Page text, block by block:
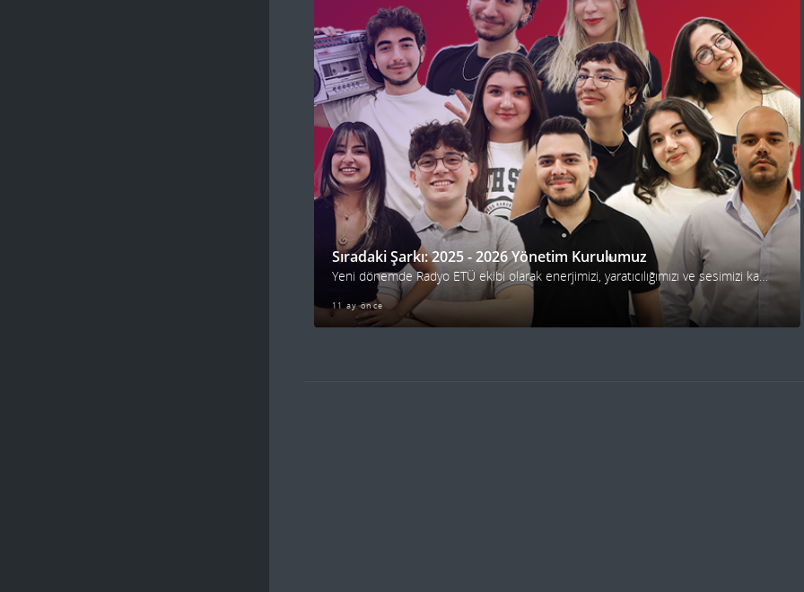
Sıradaki Şarkı: 2025 - 2026 Yönetim Kurulumuz
Yeni dönemde Radyo ETÜ ekibi olarak enerjimizi, yaratıcılığımızı ve sesimizi kampüse taşıyoruz. Radyo yayınları, etkinlikler ve sürpriz projelerle dolu bir yıl bizi bekliyor!
11 ay önce